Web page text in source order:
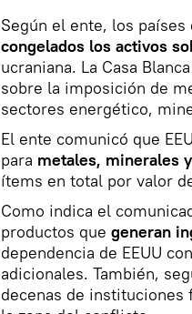
Según el ente, los
congelados los activos
ucraniana. La Casa
sobre la imposición de
sectores energético,
El ente comunicó que
para metales, minerales
ítems en total por valor
Como indica el
productos que generan
dependencia de EEUU
adicionales. También,
decenas de instituciones